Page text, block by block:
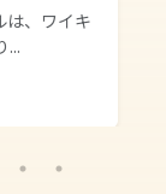
は、ワイキ
...